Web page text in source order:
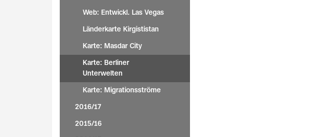
Web: Entwickl. Las Vegas
Länderkarte Kirgististan
Karte: Masdar City
Karte: Berliner
Unterwelten
Karte: Migrationsströme
2016/17
2015/16